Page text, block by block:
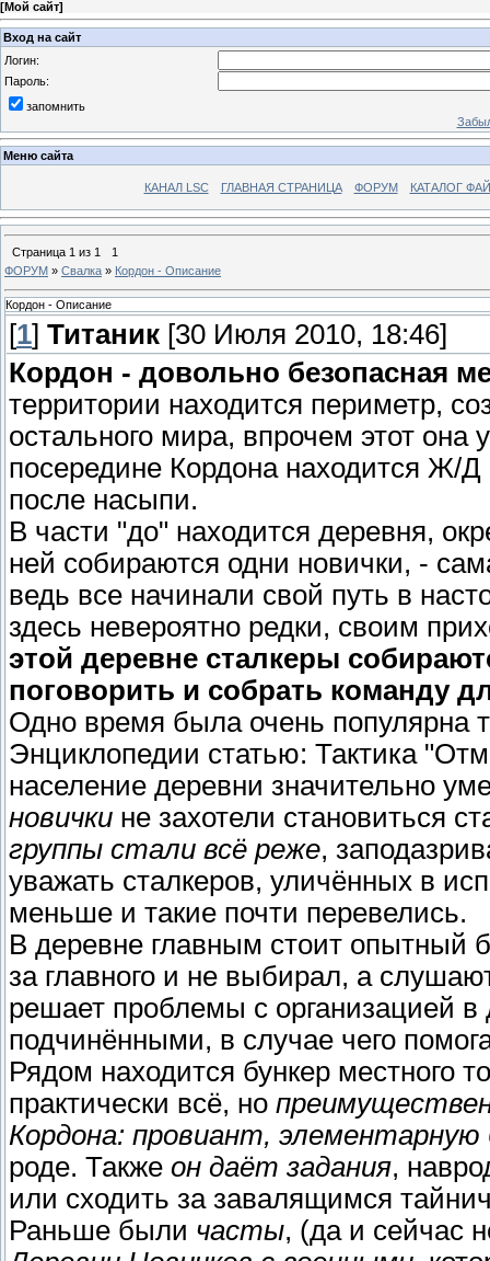
[Мой сайт]
Вход на сайт
Логин:
Пароль:
запомнить
Меню сайта
КАНАЛ LSC ГЛАВНАЯ СТРАНИЦА ФОРУМ КАТАЛОГ
Страница 1 из 1
1
ФОРУМ » Свалка » Кордон - Описание
Кордон - Описание
[1] Титаник [30 Июля 2010, 18:46]
Кордон - довольно безопасная
территории находится периметр,
остального мира, впрочем этот
посередине Кордона находится Ж/
после насыпи.
В части "до" находится деревня,
ней собираются одни новички, -
ведь все начинали свой путь в
здесь невероятно редки, своим
этой деревне сталкеры
поговорить и собрать команду
Одно время была очень популярна
Энциклопедии статью: Тактика
население деревни значительно
новички не захотели становиться
группы стали всё реже,
уважать сталкеров, уличённых в
меньше и такие почти перевелись.
В деревне главным стоит опытный
за главного и не выбирал, а
решает проблемы с организацией в
подчинёнными, в случае чего
Рядом находится бункер местного
практически всё, но
Кордона: провиант,
роде. Также он даёт задания,
или сходить за завалящимся
Раньше были часты, (да и сейчас